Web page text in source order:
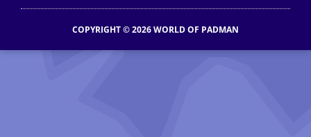
COPYRIGHT © 2026 WORLD OF PADMAN